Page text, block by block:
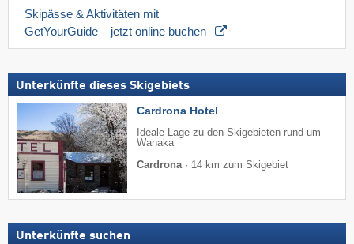
Skipässe & Aktivitäten mit
GetYourGuide – jetzt online buchen
Unterkünfte dieses Skigebiets
Cardrona Hotel
Ideale Lage zu den Skigebieten rund um
Wanaka
Cardrona · 14 km zum Skigebiet
Unterkünfte suchen